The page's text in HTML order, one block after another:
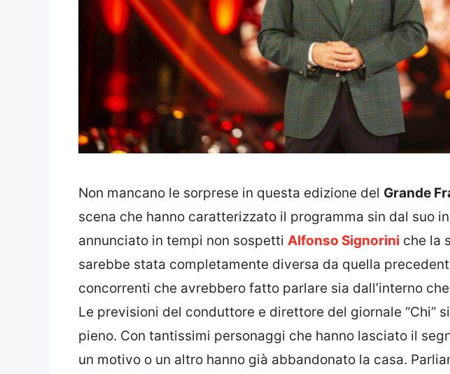
Non mancano le sorprese in questa edizione del Grande
scena che hanno caratterizzato il programma sin dal suo
annunciato in tempi non sospetti Alfonso Signorini che la
sarebbe stata completamente diversa da quella
concorrenti che avrebbero fatto parlare sia dall’interno
Le previsioni del conduttore e direttore del giornale “Chi”
pieno. Con tantissimi personaggi che hanno lasciato il
un motivo o un altro hanno già abbandonato la casa.